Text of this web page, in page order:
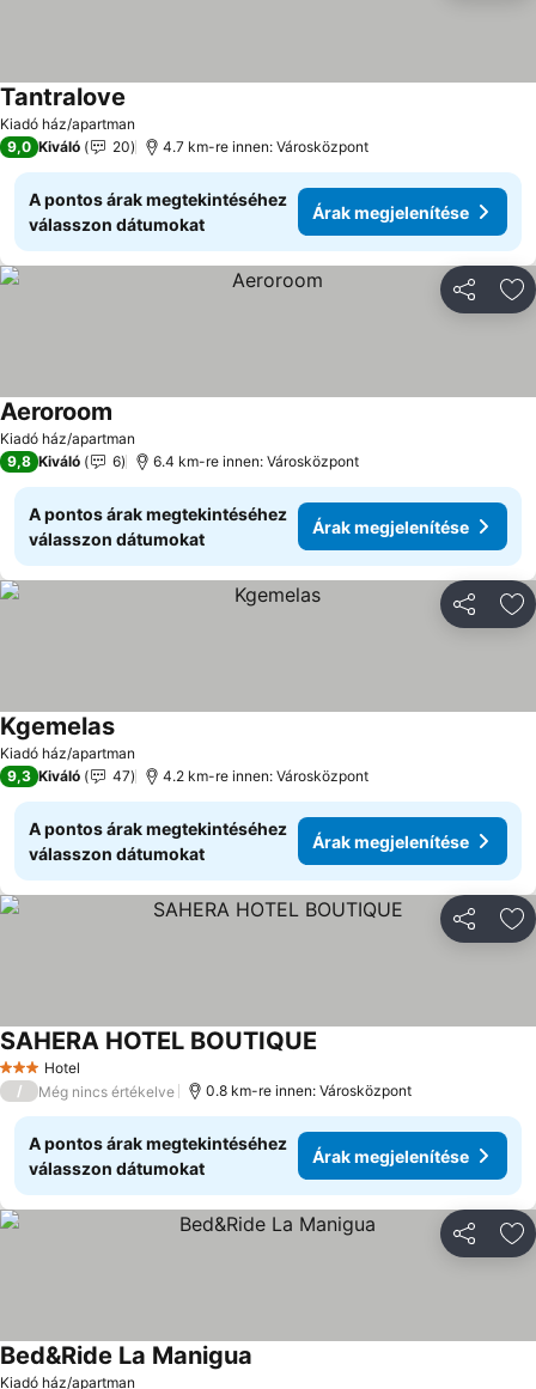
Kiadó ház/apartman
Tantralove
9,0 Kiváló 20 4.7 km-re innen: Városközpont
A pontos árak megtekintéséhez
válasszon dátumokat
Árak megjelenítése
Kiadó ház/apartman
Aeroroom
9,8 Kiváló 6 6.4 km-re innen: Városközpont
A pontos árak megtekintéséhez
válasszon dátumokat
Árak megjelenítése
Kiadó ház/apartman
KgemelasÁrak megjelenítése
9,3 Kiváló 47 4.2 km-re innen: Városközpont
A pontos árak megtekintéséhez
válasszon dátumokat
Árak megjelenítése
3 Kategória
Hotel
SAHERA HOTEL BOUTIQUE
/ Még nincs értékelve 0.8 km-re innen: Városközpont
A pontos árak megtekintéséhez
válasszon dátumokat
Árak megjelenítése
Kiadó ház/apartman
Bed&Ride La Manigua